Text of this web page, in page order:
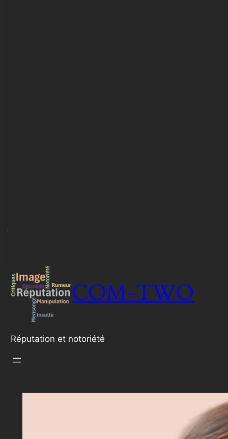
COM-TWO
Réputation et notoriété